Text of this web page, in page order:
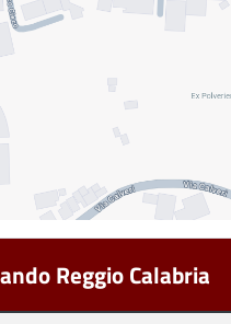
Reggio Calabria